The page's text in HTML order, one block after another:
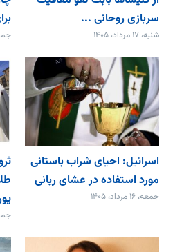
سربازی روحانی ...
شنبه، ۱۷ مرداد، ۱۴۰۵ جمعه، ۱۶
اسرائیل: احیای شراب باستانی
مورد استفاده در عشای ربانی
جمعه، ۱۶ مرداد، ۱۴۰۵
جمعه، ۱۶